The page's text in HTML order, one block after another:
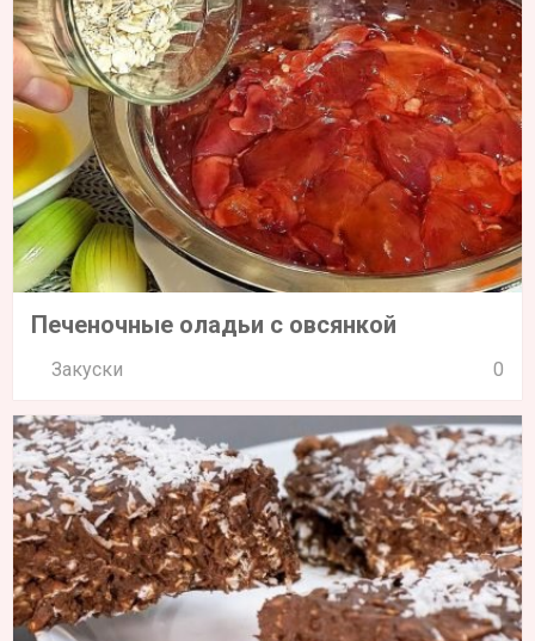
Печеночные оладьи с овсянкой
Закуски 0